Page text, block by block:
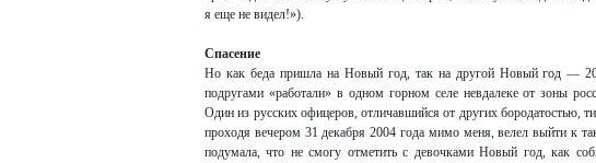
я еще не видел!»).
Спасение
Но как беда пришла на Новый год, так на другой Новый год —
подругами «работали» в одном горном селе невдалеке от зоны
Один из русских офицеров, отличавшийся от других бородатостью,
проходя вечером 31 декабря 2004 года мимо меня, велел выйти к
подумала, что не смогу отметить с девочками Новый год, как